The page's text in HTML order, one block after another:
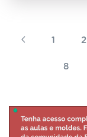
1 2
8